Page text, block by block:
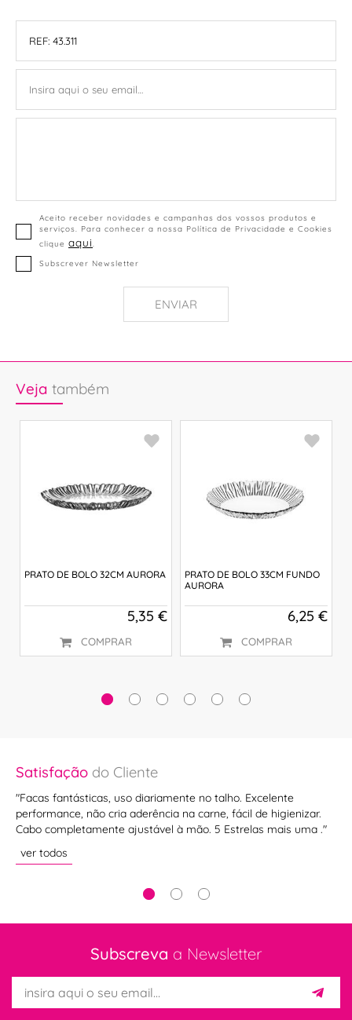
Aceito receber novidades e campanhas dos vossos produtos e
serviços. Para conhecer a nossa Política de Privacidade e Cookies
clique aqui.
Subscrever Newsletter
ENVIAR
Veja também
PRATO DE BOLO 32CM AURORA
5,35 €
COMPRAR
PRATO DE BOLO 33CM FUNDO
AURORA
6,25 €
COMPRAR
Satisfação do Cliente
"Facas fantásticas, uso diariamente no talho. Excelente
performance, não cria aderência na carne, fácil de higienizar.
Cabo completamente ajustável à mão. 5 Estrelas mais uma ."
ver todos
Subscreva a Newsletter